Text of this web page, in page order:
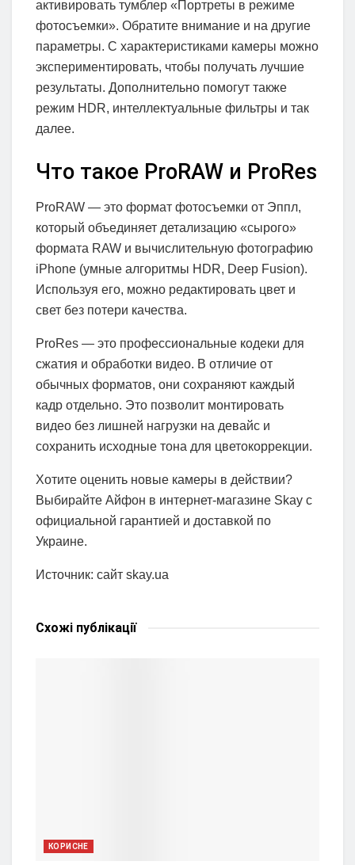
активировать тумблер «Портреты в режиме
фотосъемки». Обратите внимание и на другие
параметры. С характеристиками камеры можно
экспериментировать, чтобы получать лучшие
результаты. Дополнительно помогут также
режим HDR, интеллектуальные фильтры и так
далее.
Что такое ProRAW и ProRes
ProRAW — это формат фотосъемки от Эппл,
который объединяет детализацию «сырого»
формата RAW и вычислительную фотографию
iPhone (умные алгоритмы HDR, Deep Fusion).
Используя его, можно редактировать цвет и
свет без потери качества.
ProRes — это профессиональные кодеки для
сжатия и обработки видео. В отличие от
обычных форматов, они сохраняют каждый
кадр отдельно. Это позволит монтировать
видео без лишней нагрузки на девайс и
сохранить исходные тона для цветокоррекции.
Хотите оценить новые камеры в действии?
Выбирайте Айфон в интернет-магазине Skay с
официальной гарантией и доставкой по
Украине.
Источник: сайт skay.ua
Схожі публікації
КОРИСНЕ